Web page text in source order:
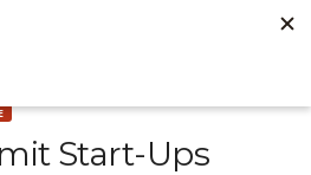
Start-Ups